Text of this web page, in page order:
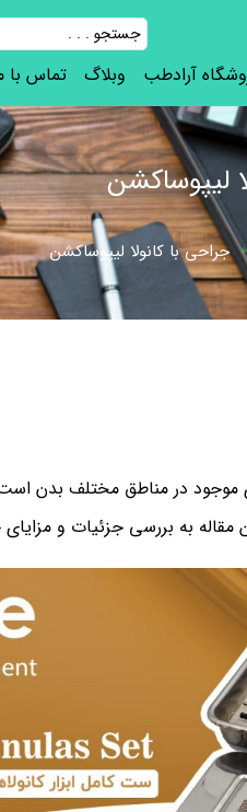
آرادطب وبلاگ تماس با
لیپوساکشن
جراحی با کانولا لیپوساکشن
در مناطق مختلف بدن است.
به بررسی جزئیات و مزایای